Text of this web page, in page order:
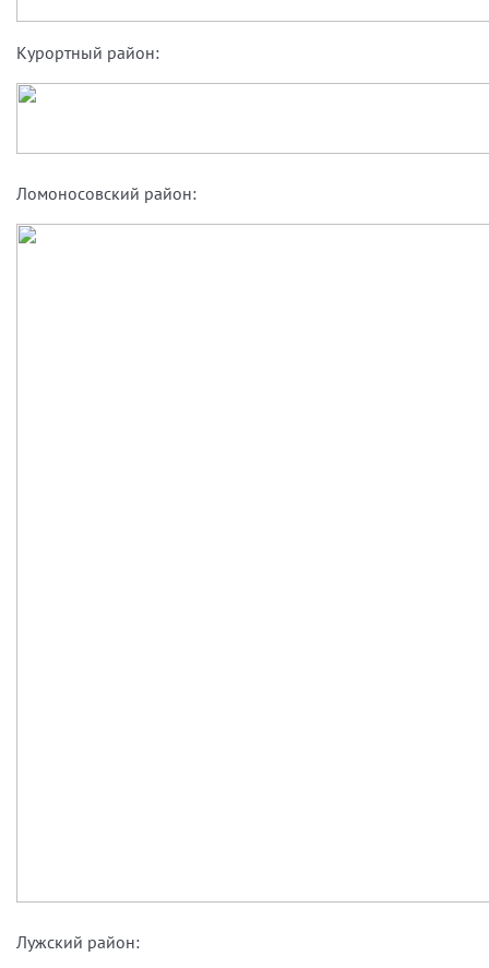
Курортный район:
Ломоносовский район:
Лужский район: